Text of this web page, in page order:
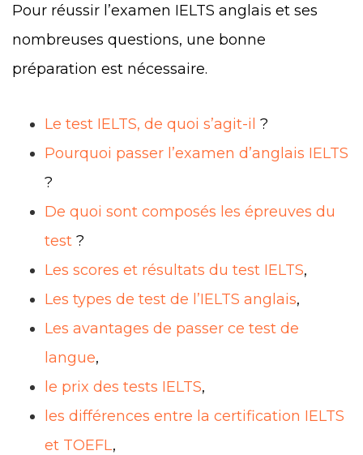
Pour réussir l’examen IELTS anglais et ses
nombreuses questions, une bonne
préparation est nécessaire.
Le test IELTS, de quoi s’agit-il ?
Pourquoi passer l’examen d’anglais IELTS
?
De quoi sont composés les épreuves du
test ?
Les scores et résultats du test IELTS,
Les types de test de l’IELTS anglais,
Les avantages de passer ce test de
langue,
le prix des tests IELTS,
les différences entre la certification IELTS
et TOEFL,